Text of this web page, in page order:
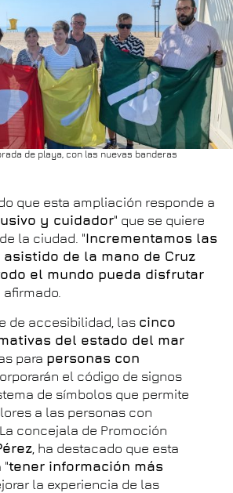
de playa, con las nuevas banderas
que esta ampliación responde a
y cuidador" que se quiere
la ciudad. "Incrementamos las
de la mano de Cruz
el mundo pueda disfrutar
afirmado.
de accesibilidad, las cinco
del estado del mar
para personas con
el código de signos
de símbolos que permite
a las personas con
concejala de Promoción
, ha destacado que esta
"tener información más
la experiencia de las